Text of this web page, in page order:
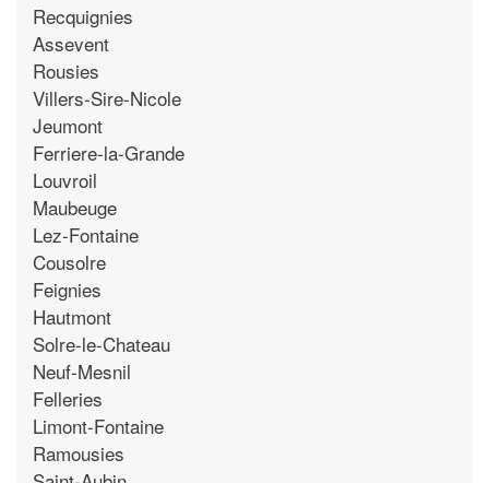
Recquignies
Assevent
Rousies
Villers-Sire-Nicole
Jeumont
Ferriere-la-Grande
Louvroil
Maubeuge
Lez-Fontaine
Cousolre
Feignies
Hautmont
Solre-le-Chateau
Neuf-Mesnil
Felleries
Limont-Fontaine
Ramousies